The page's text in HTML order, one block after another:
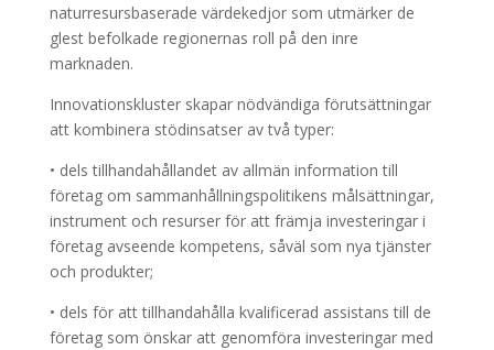
naturresursbaserade värdekedjor som utmärker de
glest befolkade regionernas roll på den inre
marknaden.
Innovationskluster skapar nödvändiga förutsättningar
att kombinera stödinsatser av två typer:
• dels tillhandahållandet av allmän information till
företag om sammanhållningspolitikens målsättningar,
instrument och resurser för att främja investeringar i
företag avseende kompetens, såväl som nya tjänster
och produkter;
• dels för att tillhandahålla kvalificerad assistans till de
företag som önskar att genomföra investeringar med